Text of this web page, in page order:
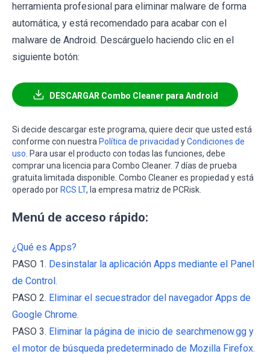
herramienta profesional para eliminar malware de forma
automática, y está recomendado para acabar con el
malware de Android. Descárguelo haciendo clic en el
siguiente botón:
DESCARGAR Combo Cleaner para Android
Si decide descargar este programa, quiere decir que usted está
conforme con nuestra Política de privacidad yCondiciones de
uso . Para usar el producto con todas las funciones, debe
comprar una licencia para Combo Cleaner. 7 días de prueba
gratuita limitada disponible. Combo Cleaner es propiedad y está
operado por RCS LT, la empresa matriz de PCRisk.
Menú de acceso rápido:
¿Qué es Apps?
PASO 1. Desinstalar la aplicación Apps mediante el Panel
de Control.
PASO 2. Eliminar el secuestrador del navegador Apps de
Google Chrome.
PASO 3. Eliminar la página de inicio de searchmenow.gg y
el motor de búsqueda predeterminado de Mozilla Firefox.